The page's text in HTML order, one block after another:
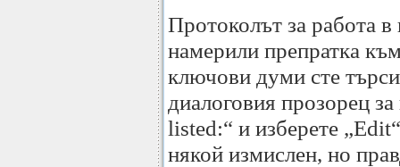
Протоколът за работа в
намерили препратка
ключови думи сте
диалоговия прозорец
listed:“ и изберете
някой измислен, но